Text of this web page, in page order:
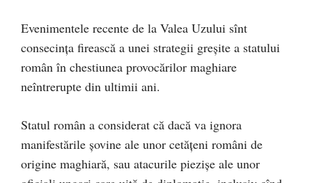
Evenimentele recente de la Valea Uzului sînt
consecința firească a unei strategii greșite a statului
român în chestiunea provocărilor maghiare
neîntrerupte din ultimii ani.
Statul român a considerat că dacă va ignora
manifestările șovine ale unor cetățeni români de
origine maghiară, sau atacurile piezișe ale unor